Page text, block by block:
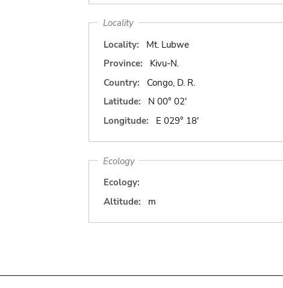
Locality
Locality:
Mt. Lubwe
Province:
Kivu-N.
Country:
Congo, D. R.
Latitude:
N 00° 02'
Longitude:
E 029° 18'
Ecology
Ecology:
Altitude:
m